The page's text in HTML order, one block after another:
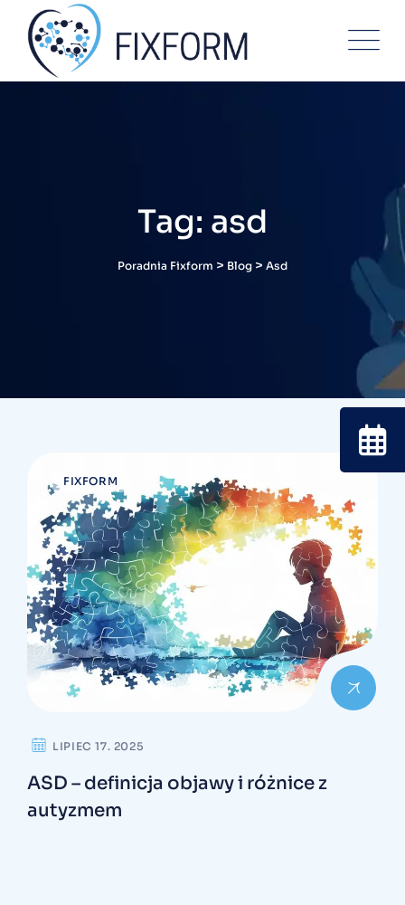
content
Tag: asd
Poradnia Fixform > Blog > Asd
FIXFORM
LIPIEC 17. 2025
ASD – definicja objawy i różnice z
autyzmem